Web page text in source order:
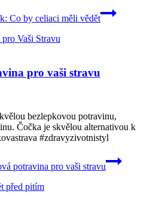
Co by celiaci měli vědět
pro vaši stravu
bezlepkovou potravinu,
Čočka je skvělou alternativou k
#zdravyzivotnistyl
potravina pro vaši stravu